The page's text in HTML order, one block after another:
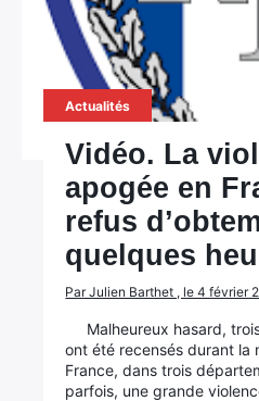
Actualités
Vidéo. La
apogée en
refus
quelques
Par Julien Barthet , le 4 février
Malheureux hasard,
ont été recensés durant la
France, dans trois
parfois, une grande